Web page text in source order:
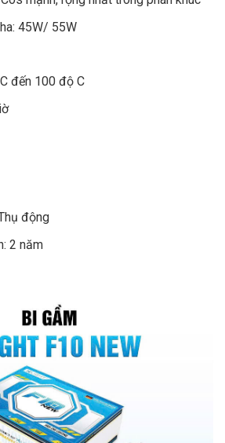
45W/ 55W
đến 100 độ C
động
2 năm